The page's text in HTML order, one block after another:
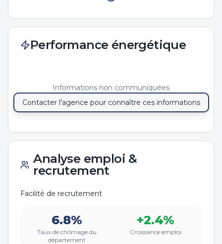
Performance énergétique
Informations non communiquées
Contacter l'agence pour connaître ces informations
Analyse emploi &
recrutement
Facilité de recrutement
6.8%
Taux de chômage du
département
+2.4%
Croissance emploi